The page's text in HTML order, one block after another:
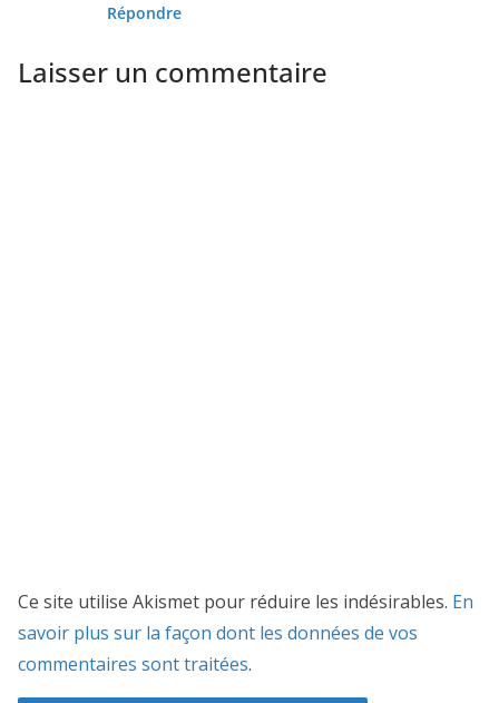
Répondre
Laisser un commentaire
Ce site utilise Akismet pour réduire les indésirables. En
savoir plus sur la façon dont les données de vos
commentaires sont traitées.